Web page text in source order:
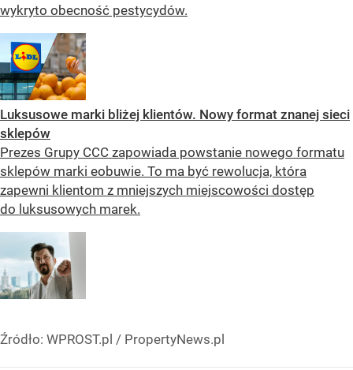
wykryto obecność pestycydów.
Luksusowe marki bliżej klientów. Nowy format znanej sieci
sklepów
Prezes Grupy CCC zapowiada powstanie nowego formatu
sklepów marki eobuwie. To ma być rewolucja, która
zapewni klientom z mniejszych miejscowości dostęp
do luksusowych marek.
Źródło: WPROST.pl / PropertyNews.pl